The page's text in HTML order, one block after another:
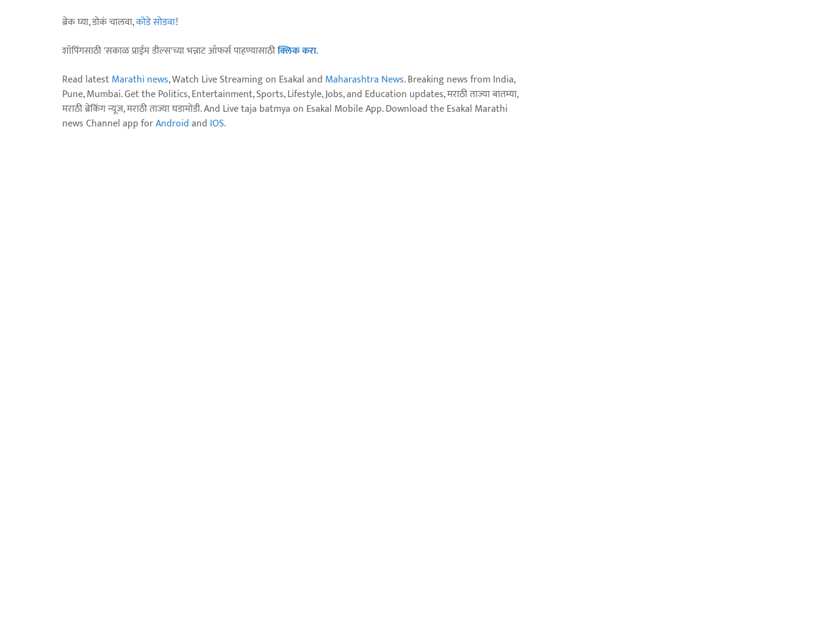
ब्रेक घ्या, डोकं चालवा,कोडे सोडवा!
शॉपिंगसाठी 'सकाळ प्राईम डील्स'च्या भन्नाट ऑफर्स पाहण्यासाठीक्लिक करा.
Read latestMarathi news, Watch Live Streaming on Esakal and Maharashtra News. Breaking news from India,
Pune, Mumbai. Get the Politics, Entertainment, Sports, Lifestyle, Jobs, and Education updates, मराठी ताज्या बातम्या,
मराठी ब्रेकिंग न्यूज, मराठी ताज्या घडामोडी. And Live taja batmya on Esakal Mobile App. Download the Esakal Marathi
news Channel app forAndroidand IOS.